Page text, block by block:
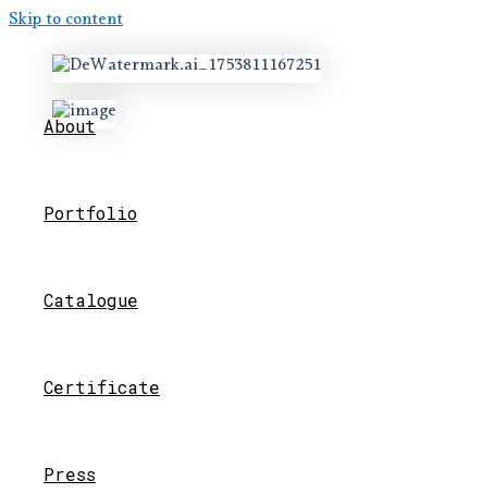
Skip to content
About
Portfolio
Catalogue
Certificate
Press